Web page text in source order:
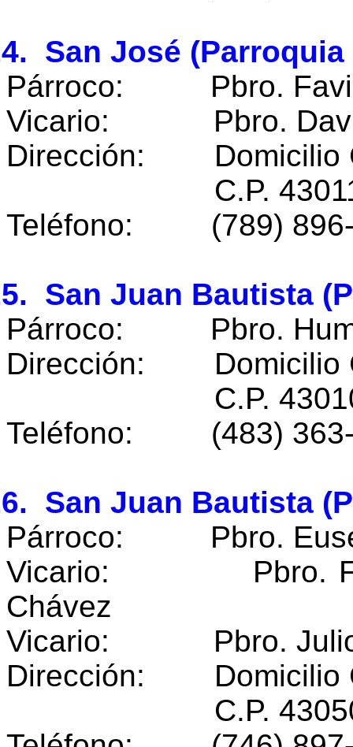
San José (Parroquia
Párroco: Pbro. Favio
Vicario: Pbro. David
Dirección: Domicilio
C.P. 43011
Teléfono: (789) 896-
San Juan Bautista
Párroco: Pbro.
Dirección: Domicilio
C.P. 43010
Teléfono: (483) 363-
San Juan Bautista
Párroco: Pbro.
Vicario: Pbro.
Chávez
Vicario: Pbro. Julio
Dirección: Domicilio
C.P. 43050